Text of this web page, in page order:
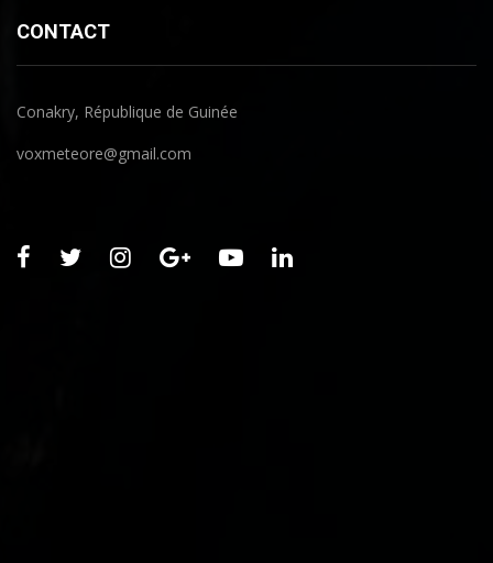
CONTACT
Conakry, République de Guinée
voxmeteore@gmail.com